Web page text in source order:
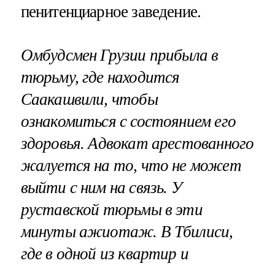
пенитенциарное заведение.
Омбудсмен Грузии прибыла в
тюрьму, где находится
Саакашвили, чтобы
ознакомиться с состоянием его
здоровья. Адвокат арестованного
жалуется на то, что не может
выйти с ним на связь. У
руставской тюрьмы в эти
минуты ажиотаж. В Тбилиси,
где в одной из квартир и